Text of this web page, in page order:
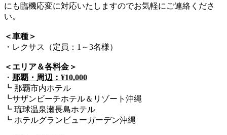
にも臨機応変に対応いたしますのでお気軽にご連絡くださ
い。
＜車種＞
・レクサス（定員：1～3名様）
＜エリア＆各料金＞
・ 那覇・周辺：¥10,000
┗ 那覇市内ホテル
┗サザンビーチホテル＆リゾート沖縄
┗ 琉球温泉瀬長島ホテル
┗ ホテルグランビューガーデン沖縄